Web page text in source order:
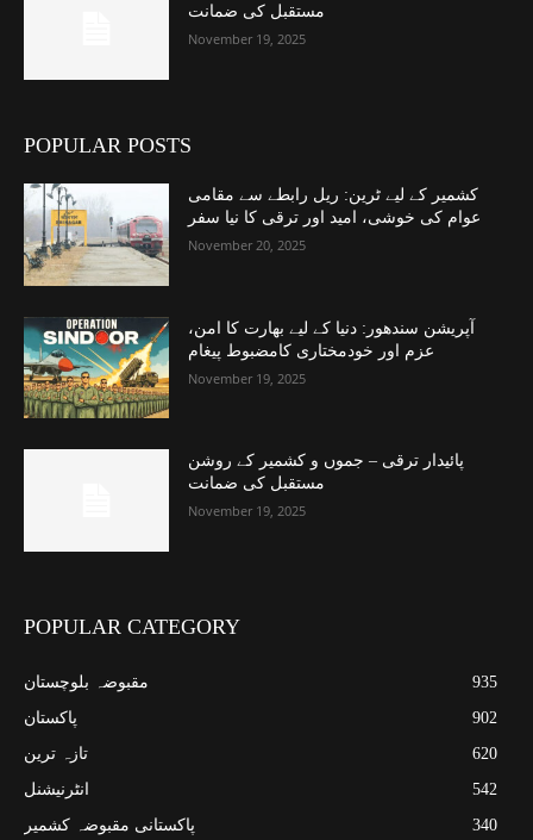
مستقبل کی ضمانت
November 19, 2025
POPULAR POSTS
کشمیر کے لیے ٹرین: ریل رابطے سے مقامی
عوام کی خوشی، امید اور ترقی کا نیا سفر
November 20, 2025
آپریشن سندھور: دنیا کے لیے بھارت کا امن،
عزم اور خودمختاری کامضبوط پیغام
November 19, 2025
پائیدار ترقی – جموں و کشمیر کے روشن
مستقبل کی ضمانت
November 19, 2025
POPULAR CATEGORY
مقبوضہ بلوچستان
935
پاکستان
902
تازہ ترین
620
انٹرنیشنل
542
پاکستانی مقبوضہ کشمیر
340